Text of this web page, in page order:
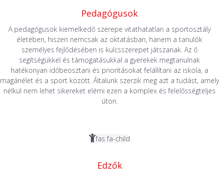
Pedagógusok
A pedagógusok kiemelkedő szerepe vitathatatlan a sportosztály
életében, hiszen nemcsak az oktatásban, hanem a tanulók
személyes fejlődésében is kulcsszerepet játszanak. Az ő
segítségükkel és támogatásukkal a gyerekek megtanulnak
hatékonyan időbeosztani és prioritásokat felállítani az iskola, a
magánélet és a sport között. Általunk szerzik meg azt a tudást, amely
nélkül nem lehet sikereket elérni ezen a komplex és felelősségteljes
úton.
fas fa-child
Edzők